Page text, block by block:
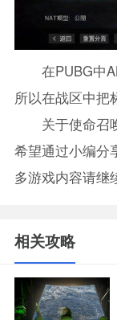
在PUBG中
所以在战区中把
关于使命召唤
希望通过小编分
多游戏内容请继
相关攻略